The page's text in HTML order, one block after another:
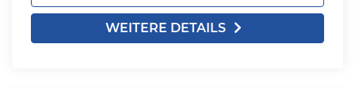
WEITERE DETAILS